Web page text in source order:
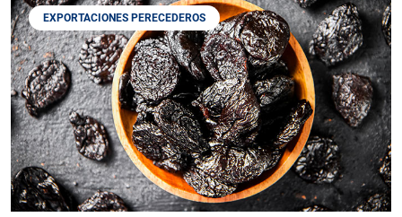
EXPORTACIONES PERECEDEROS